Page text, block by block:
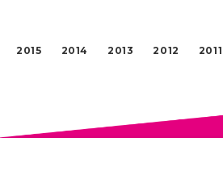
2015 2014 2013 2012
2011